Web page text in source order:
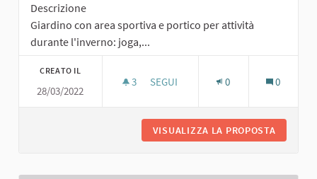
Descrizione
Giardino con area sportiva e portico per attività
durante l'inverno: joga,...
CREATO IL
28/03/2022
3 3 SOSTENITORI
SEGUI 0 0
VISUALIZZA LA PROPOSTA